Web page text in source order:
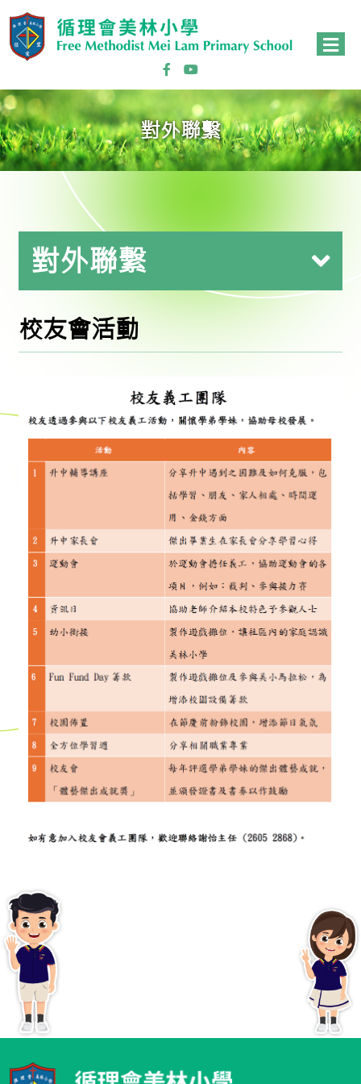
對外聯繫
對外聯繫
校友會活動